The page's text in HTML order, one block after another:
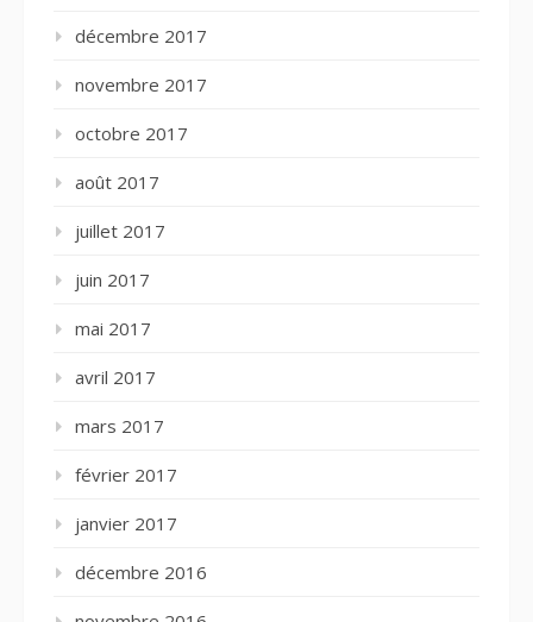
décembre 2017
novembre 2017
octobre 2017
août 2017
juillet 2017
juin 2017
mai 2017
avril 2017
mars 2017
février 2017
janvier 2017
décembre 2016